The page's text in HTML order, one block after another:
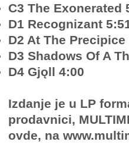
C3 The Exonerated
D1 Recognizant
D2 At The
D3 Shadows Of A
D4 Gjǫll 4:00
Izdanje je u LP
prodavnici,
ovde, na